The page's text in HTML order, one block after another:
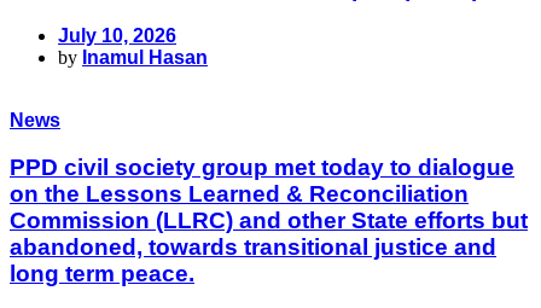
July 10, 2026
by Inamul Hasan
News
PPD civil society group met today to dialogue
on the Lessons Learned & Reconciliation
Commission (LLRC) and other State efforts but
abandoned, towards transitional justice and
long term peace.